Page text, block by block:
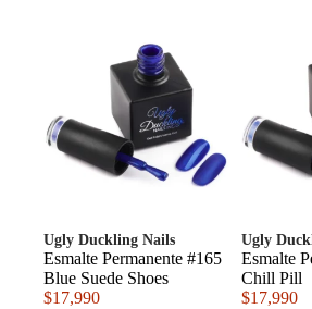
Ugly Duckling Nails
Esmalte Permanente #165
Blue Suede Shoes
$17,990
Ugly
Esmalte
Chill Pill
$17,990